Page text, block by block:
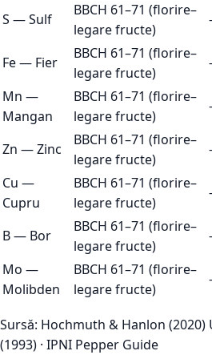
S —Sulf
BBCH 61–71 (florire–
legare fructe)
Fe— Fier
BBCH 61–71 (florire–
legare fructe)
Mn —
Mangan
BBCH 61–71 (florire–
legare fructe)
Zn —Zinc
BBCH 61–71 (florire–
legare fructe)
Cu —
Cupru
BBCH 61–71 (florire–
legare fructe)
B— Bor
BBCH 61–71 (florire–
legare fructe)
Mo —
Molibden
BBCH 61–71 (florire–
legare fructe)
Sursă: Hochmuth & Hanlon (2020)
(1993) · IPNI Pepper Guide